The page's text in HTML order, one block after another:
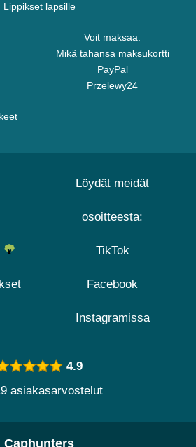
Lippikset lapsille
Voit maksaa:
Mikä tahansa maksukortti
PayPal
Przelewy24
Löydät meidät
osoitteesta:
TikTok
Facebook
Instagramissa
4.9
asiakasarvostelut
Caphunters